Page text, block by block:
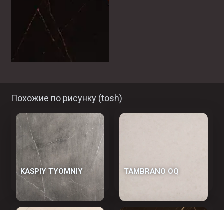
Похожие по рисунку (tosh)
KASPIY TYOMNIY TAMBRANO OQ